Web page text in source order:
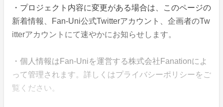
・プロジェクト内容に変更がある場合は、このページの
新着情報、Fan-Uni公式Twitterアカウント、企画者のTw
itterアカウントにて速やかにお知らせします。
・個人情報はFan-Uniを運営する株式会社Fanationによ
って管理されます。詳しくはプライバシーポリシーをご
覧ください。